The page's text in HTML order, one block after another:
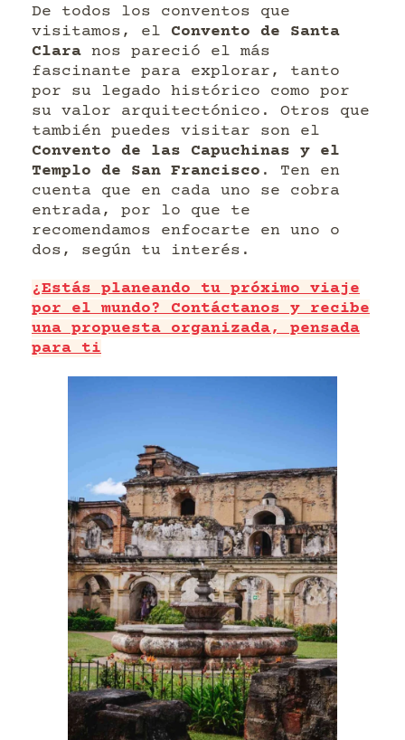
De todos los conventos que
visitamos, el Convento de Santa
Clara nos pareció el más
fascinante para explorar, tanto
por su legado histórico como por
su valor arquitectónico. Otros que
también puedes visitar son el
Convento de las Capuchinas y el
Templo de San Francisco . Ten en
cuenta que en cada uno se cobra
entrada, por lo que te
recomendamos enfocarte en uno o
dos, según tu interés.
¿Estás planeando tu próximo viaje
por el mundo? Contáctanos y recibe
una propuesta organizada, pensada
para ti